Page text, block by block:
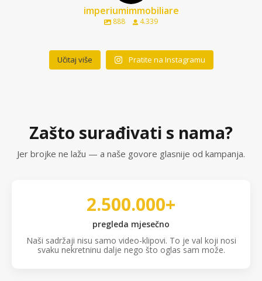
imperiumimmobiliare
888 4.339
Učitaj više Pratite na Instagramu
Zašto surađivati s nama?
Jer brojke ne lažu — a naše govore glasnije od kampanja.
2.500.000+
pregleda mjesečno
Naši sadržaji nisu samo video-klipovi. To je val koji nosi
svaku nekretninu dalje nego što oglas sam može.